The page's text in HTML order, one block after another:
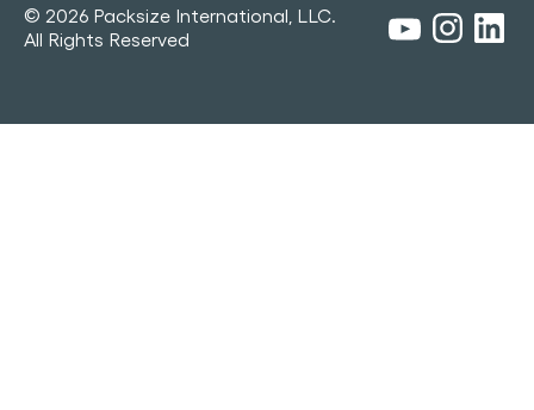
© 2026 Packsize International, LLC.
All Rights Reserved